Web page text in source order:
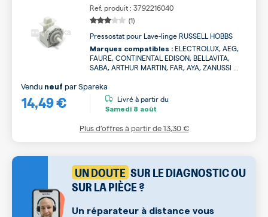
Ref. produit : 3792216040
(1)
Pressostat pour Lave-linge RUSSELL HOBBS
Marques compatibles : ELECTROLUX, AEG,
FAURE, CONTINENTAL EDISON, BELLAVITA,
SABA, ARTHUR MARTIN, FAR, AYA, ZANUSSI ...
14,49 €
Vendu neuf parSpareka
Livré à partir du
Samedi 8 août
Plus d’offres à partir de13,30 €
UN DOUTE SUR LE DIAGNOSTIC OU
SUR LA PIÈCE ?
Un réparateur à distance vous